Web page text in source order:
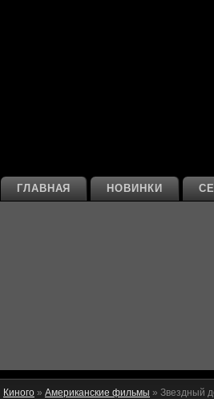
НОВИНКИ
ГЛАВНАЯ
Киного » Американские фильмы » Звездный